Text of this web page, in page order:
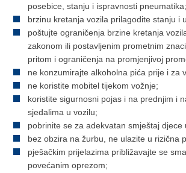
posebice, stanju i ispravnosti pneumatika;
brzinu kretanja vozila prilagodite stanju i
poštujte ograničenja brzine kretanja
zakonom ili postavljenim prometnim
pritom i ograničenja na promjenjivoj
ne konzumirajte alkoholna pića prije i za
ne koristite mobitel tijekom vožnje;
koristite sigurnosni pojas i na prednjim i
sjedalima u vozilu;
pobrinite se za adekvatan smještaj djece
bez obzira na žurbu, ne ulazite u rizična
pješačkim prijelazima približavajte se
povećanim oprezom;